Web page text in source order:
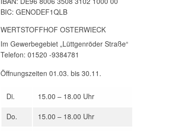
BIC: GENODEF1QLB
WERTSTOFFHOF OSTERWIECK
Im Gewerbegebiet „Lüttgenröder Straße“
Telefon: 01520 -9384781
Öffnungszeiten 01.03. bis 30.11.
Di. 15.00 – 18.00 Uhr
Do. 15.00 – 18.00 Uhr